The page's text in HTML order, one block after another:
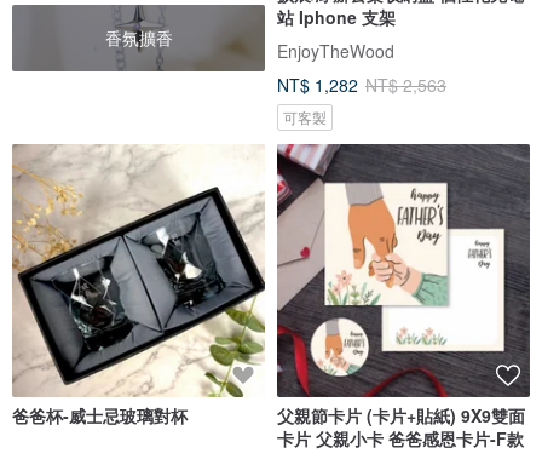
香氛擴香
站 Iphone 支架
EnjoyTheWood
NT$ 1,282 NT$ 2,563
可客製
爸爸杯-威士忌玻璃對杯
父親節卡片 (卡片+貼紙) 9X9雙面
卡片 父親小卡 爸爸感恩卡片-F款